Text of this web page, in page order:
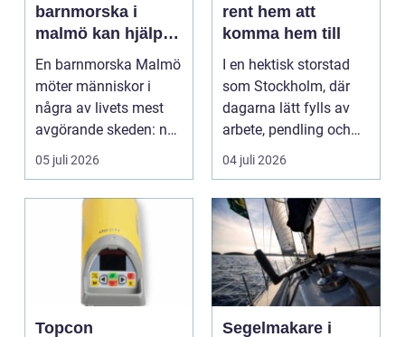
barnmorska i
malmö kan hjälpa
till med genom
livets olika faser
En barnmorska Malmö
möter människor i
några av livets mest
avgörande skeden: när
en graviditet plane...
05 juli 2026
rent hem att
komma hem till
I en hektisk storstad
som Stockholm, där
dagarna lätt fylls av
arbete, pendling och
divers...
04 juli 2026
Topcon Segelmakare i